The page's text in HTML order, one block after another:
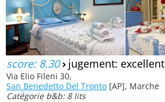
score: 8.30› jugement: excellent
Via Elio Fileni 30,
San Benedetto Del Tronto [AP], Marche
Catégorie b&b: 8 lits